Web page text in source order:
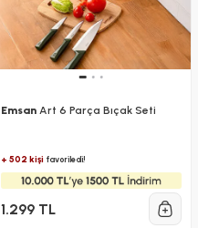
EmsanArt 6 Parça Bıçak Seti
+ 502 kişifavoriledi!
1.299 TL